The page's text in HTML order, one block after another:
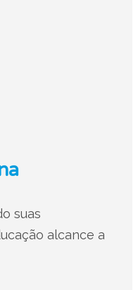
suas
alcance a